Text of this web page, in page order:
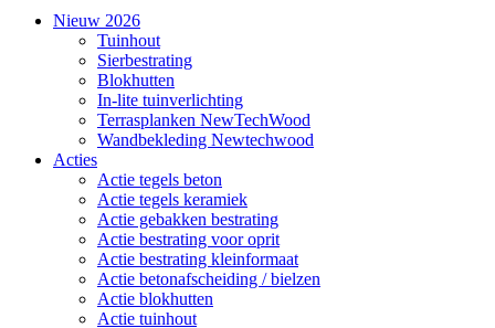
Nieuw 2026
Tuinhout
Sierbestrating
Blokhutten
In-lite tuinverlichting
Terrasplanken NewTechWood
Wandbekleding Newtechwood
Acties
Actie tegels beton
Actie tegels keramiek
Actie gebakken bestrating
Actie bestrating voor oprit
Actie bestrating kleinformaat
Actie betonafscheiding / bielzen
Actie blokhutten
Actie tuinhout